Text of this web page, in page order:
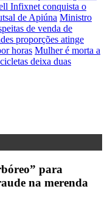
Infixnet conquista o
de Apiúna Ministro
de venda de
proporções atinge
horas Mulher é morta a
deixa duas
para
na merenda